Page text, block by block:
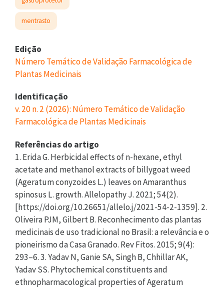
mentrasto
Edição
Número Temático de Validação Farmacológica de
Plantas Medicinais
Identificação
v. 20 n. 2 (2026): Número Temático de Validação
Farmacológica de Plantas Medicinais
Referências do artigo
1. Erida G. Herbicidal effects of n-hexane, ethyl
acetate and methanol extracts of billygoat weed
(Ageratum conyzoides L.) leaves on Amaranthus
spinosus L. growth. Allelopathy J. 2021; 54(2).
[https://doi.org/10.26651/allelo.j/2021-54-2-1359]. 2.
Oliveira PJM, Gilbert B. Reconhecimento das plantas
medicinais de uso tradicional no Brasil: a relevância e o
pioneirismo da Casa Granado. Rev Fitos. 2015; 9(4):
293–6. 3. Yadav N, Ganie SA, Singh B, Chhillar AK,
Yadav SS. Phytochemical constituents and
ethnopharmacological properties of Ageratum